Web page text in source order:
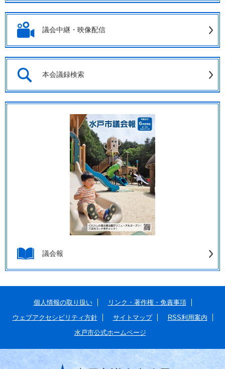
議会中継・映像配信
本会議録検索
議会報
個人情報の取り扱い
リンク・著作権・免責事項
ウェブアクセシビリティ方針
サイトマップ
RSS利用案内
水戸市公式ホームページ